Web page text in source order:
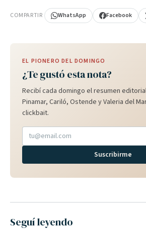
COMPARTIR WhatsApp Facebook
EL PIONERO DEL DOMINGO
¿Te gustó esta nota?
Recibí cada domingo el resumen
Pinamar, Cariló, Ostende y Valeria del
clickbait.
Suscribirme
Seguí leyendo